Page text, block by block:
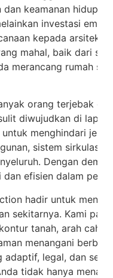
keamanan hidup
investasi
kepada arsitek
mahal, baik dari
merancang rumah
orang terjebak
diwujudkan di
menghindari
sistem sirkulasi
Dengan
efisien dalam
hadir untuk
sekitarnya. Kami
tanah, arah
menangani
adaptif, legal, dan
tidak hanya